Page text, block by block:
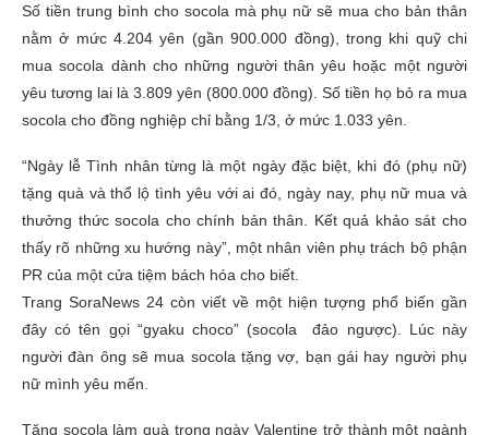
Số tiền trung bình cho socola mà phụ nữ sẽ mua cho bản thân
nằm ở mức 4.204 yên (gần 900.000 đồng), trong khi quỹ chi
mua socola dành cho những người thân yêu hoặc một người
yêu tương lai là 3.809 yên (800.000 đồng). Số tiền họ bỏ ra mua
socola cho đồng nghiệp chỉ bằng 1/3, ở mức 1.033 yên.
“Ngày lễ Tình nhân từng là một ngày đặc biệt, khi đó (phụ nữ)
tặng quà và thổ lộ tình yêu với ai đó, ngày nay, phụ nữ mua và
thưởng thức socola cho chính bản thân. Kết quả khảo sát cho
thấy rõ những xu hướng này”, một nhân viên phụ trách bộ phận
PR của một cửa tiệm bách hóa cho biết.
Trang SoraNews 24 còn viết về một hiện tượng phổ biến gần
đây có tên gọi “gyaku choco” (socola đảo ngược). Lúc này
người đàn ông sẽ mua socola tặng vợ, bạn gái hay người phụ
nữ mình yêu mến.
Tặng socola làm quà trong ngày Valentine trở thành một ngành